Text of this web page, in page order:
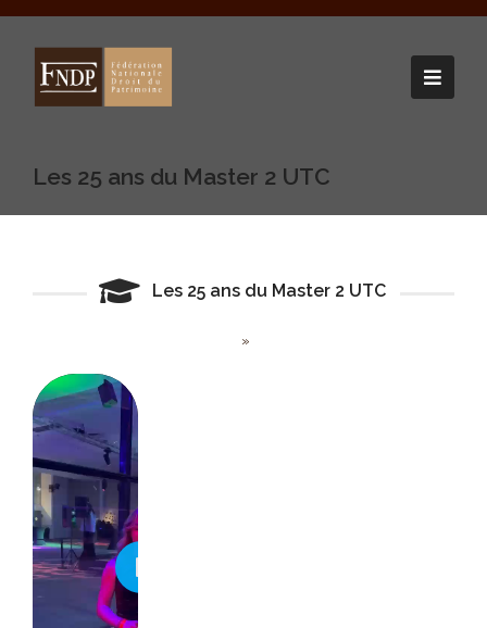
Les 25 ans du Master 2 UTC
Les 25 ans du Master 2 UTC
»